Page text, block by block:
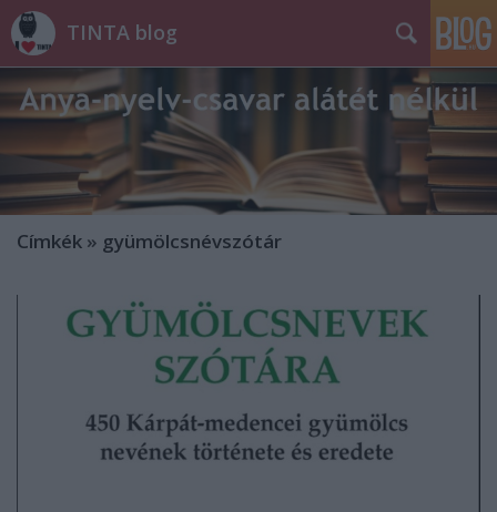
TINTA blog
Címkék » gyümölcsnévszótár